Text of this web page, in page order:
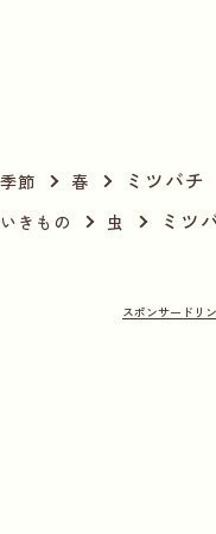
季節 春 ミツバチ
いきもの 虫 ミツ